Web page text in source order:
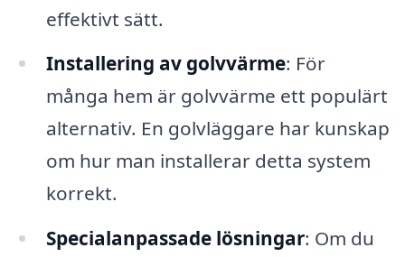
effektivt sätt.
Installering av golvvärme: För
många hem är golvvärme ett populärt
alternativ. En golvläggare har kunskap
om hur man installerar detta system
korrekt.
Specialanpassade lösningar: Om du